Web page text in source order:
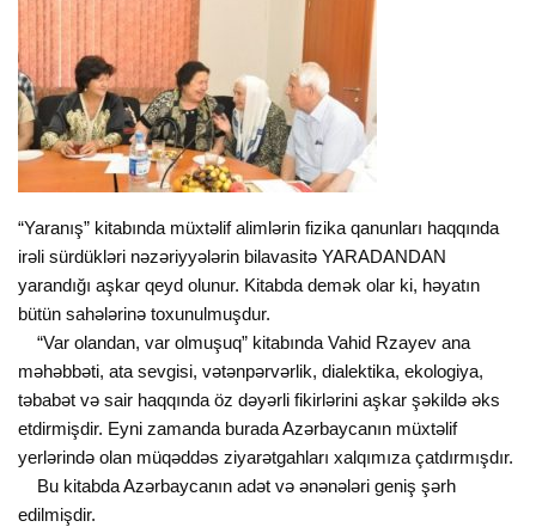
“Yaranış” kitabında müxtəlif alimlərin fizika qanunları haqqında
irəli sürdükləri nəzəriyyələrin bilavasitə YARADANDAN
yarandığı aşkar qeyd olunur. Kitabda demək olar ki, həyatın
bütün sahələrinə toxunulmuşdur.
“Var olandan, var olmuşuq” kitabında Vahid Rzayev ana
məhəbbəti, ata sevgisi, vətənpərvərlik, dialektika, ekologiya,
təbabət və sair haqqında öz dəyərli fikirlərini aşkar şəkildə əks
etdirmişdir. Eyni zamanda burada Azərbaycanın müxtəlif
yerlərində olan müqəddəs ziyarətgahları xalqımıza çatdırmışdır.
Bu kitabda Azərbaycanın adət və ənənələri geniş şərh
edilmişdir.